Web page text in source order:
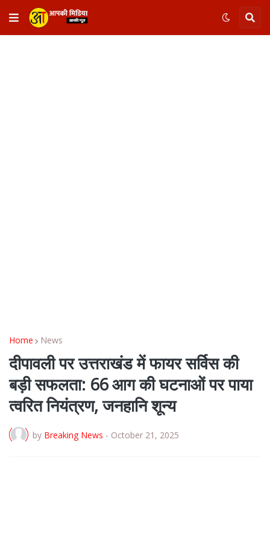
Home News
दीपावली पर उत्तराखंड में फायर सर्विस की
बड़ी सफलता: 66 आग की घटनाओं पर पाया
त्वरित नियंत्रण, जनहानि शून्य
by Breaking News - October 21, 2025